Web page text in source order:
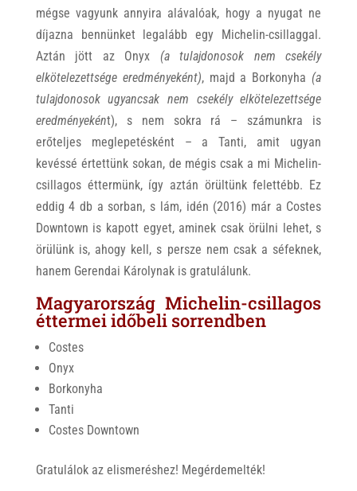
mégse vagyunk annyira alávalóak, hogy a nyugat ne
díjazna bennünket legalább egy Michelin-csillaggal.
Aztán jött az Onyx (a tulajdonosok nem csekély
elkötelezettsége eredményeként), majd a Borkonyha (a
tulajdonosok ugyancsak nem csekély elkötelezettsége
eredményeként), s nem sokra rá – számunkra is
erőteljes meglepetésként – a Tanti, amit ugyan
kevéssé értettünk sokan, de mégis csak a mi Michelin-
csillagos éttermünk, így aztán örültünk felettébb. Ez
eddig 4 db a sorban, s lám, idén (2016) már a Costes
Downtown is kapott egyet, aminek csak örülni lehet, s
örülünk is, ahogy kell, s persze nem csak a séfeknek,
hanem Gerendai Károlynak is gratulálunk.
Magyarország Michelin-csillagos
éttermei időbeli sorrendben
Costes
Onyx
Borkonyha
Tanti
Costes Downtown
Gratulálok az elismeréshez! Megérdemelték!